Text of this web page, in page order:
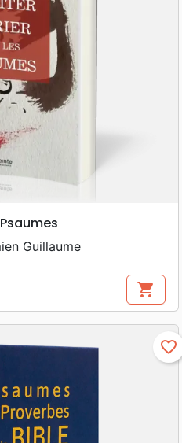
Guillaume
shopping_cart
favorite_border